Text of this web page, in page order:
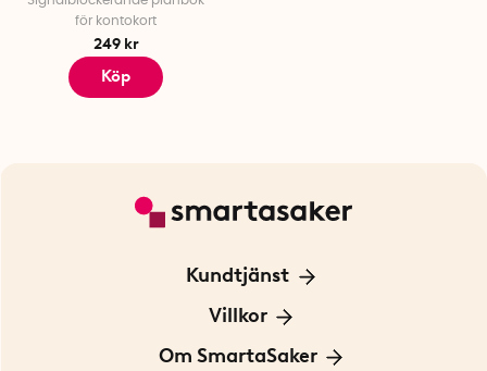
för kontokort
249 kr
Köp
Kundtjänst
Kontakta oss
För Företag
Villkor
Frakt och leverans
Om SmartaSaker